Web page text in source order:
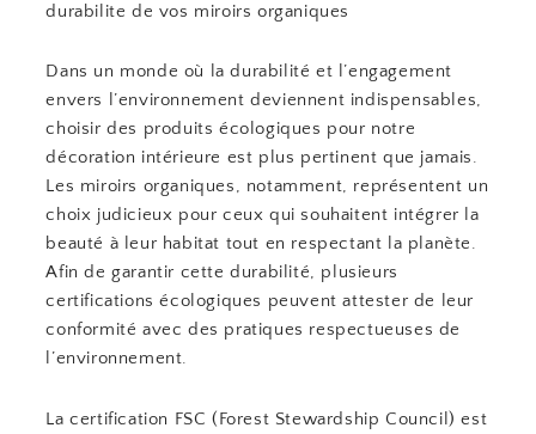
durabilite de vos miroirs organiques
Dans un monde où la durabilité et l’engagement
envers l’environnement deviennent indispensables,
choisir des produits écologiques pour notre
décoration intérieure est plus pertinent que jamais.
Les miroirs organiques, notamment, représentent un
choix judicieux pour ceux qui souhaitent intégrer la
beauté à leur habitat tout en respectant la planète.
Afin de garantir cette durabilité, plusieurs
certifications écologiques peuvent attester de leur
conformité avec des pratiques respectueuses de
l’environnement.
La certification FSC (Forest Stewardship Council) est